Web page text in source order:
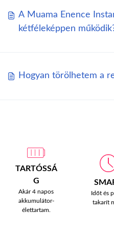
A Muama Enence
kétféleképpen
Hogyan törölhetem a
TARTÓSSÁ
G
Akár 4 napos
akkumulátor-
élettartam.
Időt és
takarít